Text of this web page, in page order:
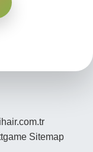
Sitemap